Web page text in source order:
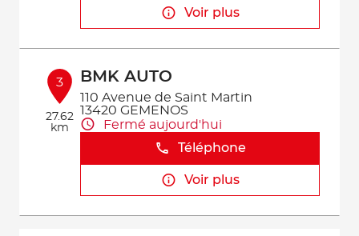
Voir plus
3
27.62
km
BMK AUTO
110 Avenue de Saint Martin
13420 GEMENOS
Fermé aujourd'hui
Téléphone
Voir plus